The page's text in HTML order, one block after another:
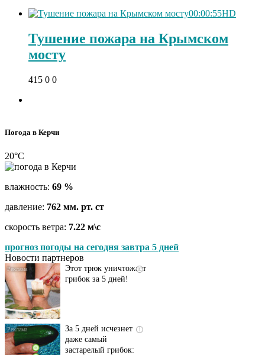
00:00:55HD
Тушение пожара на Крымском
мосту
415 0 0
Погода в Керчи
20°C
влажность: 69 %
давление: 762 мм. рт. ст
скорость ветра: 7.22 м\с
прогноз погоды на сегодня завтра 5 дней
Новости партнеров
Даже самый
исчезнет с корнем,
i
Этот трюк уничтожает
грибок за 5 дней!
i
За 5 дней исчезнет
даже самый
застарелый грибок: